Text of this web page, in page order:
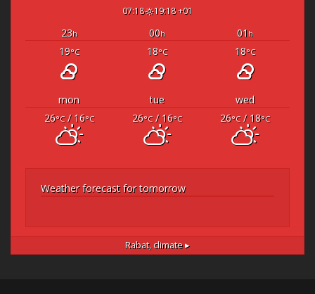
07:18 19:18 +01
23h 00h 01 h
19°C 18°C 18°C
mon tue
wed
26°C/ 16°C 26°C/ 16°C 26°C/ 18°C
Weather forecast for tomorrow
Rabat, climate ▸